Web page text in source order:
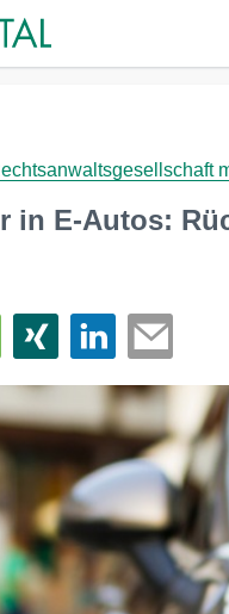
in E-Autos: